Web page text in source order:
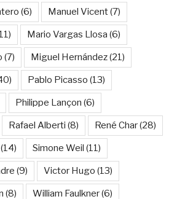
(6) Manuel Vicent(7)
Mario Vargas Llosa (6)
(7) Miguel Hernández(21)
Pablo Picasso (13)
Philippe Lançon (6)
Rafael Alberti (8) René Char(28)
(14) Simone Weil (11)
(9) Victor Hugo (13)
(8) William Faulkner(6)